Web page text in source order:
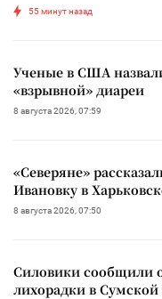
55 минут назад
Ученые в США
«взрывной» диареи
8 августа 2026, 07:59
«Северяне»
Ивановку в
8 августа 2026, 07:50
Силовики сообщили
лихорадки в Сумской